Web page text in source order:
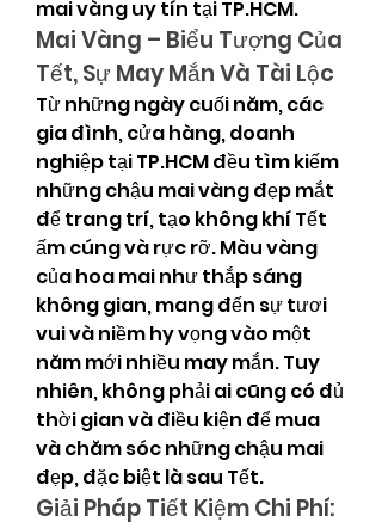
mai vàng uy tín tại TP.HCM.
Mai Vàng – Biểu Tượng Của
Tết, Sự May Mắn Và Tài Lộc
Từ những ngày cuối năm, các
gia đình, cửa hàng, doanh
nghiệp tại TP.HCM đều tìm kiếm
những chậu mai vàng đẹp mắt
để trang trí, tạo không khí Tết
ấm cúng và rực rỡ. Màu vàng
của hoa mai như thắp sáng
không gian, mang đến sự tươi
vui và niềm hy vọng vào một
năm mới nhiều may mắn. Tuy
nhiên, không phải ai cũng có đủ
thời gian và điều kiện để mua
và chăm sóc những chậu mai
đẹp, đặc biệt là sau Tết.
Giải Pháp Tiết Kiệm Chi Phí: